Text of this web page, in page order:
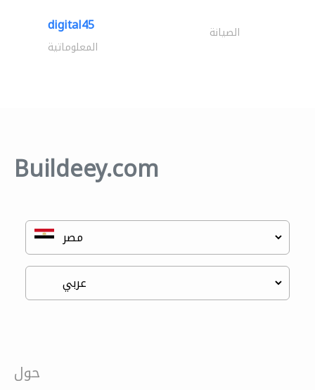
digital45 الصيانة
المعلوماتية
Buildeey.com
حول